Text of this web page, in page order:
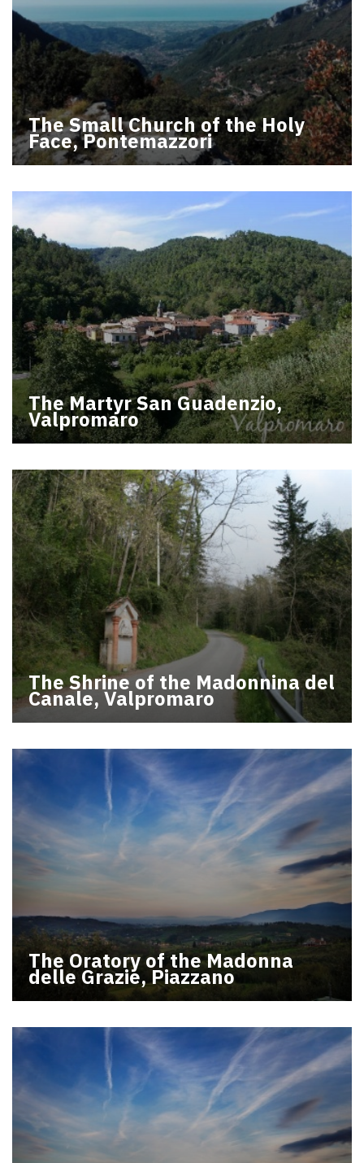
The Small Church of the Holy
Face, Pontemazzori
The Martyr San Guadenzio,
Valpromaro
The Shrine of the Madonnina del
Canale, Valpromaro
The Oratory of the Madonna
delle Grazie, Piazzano